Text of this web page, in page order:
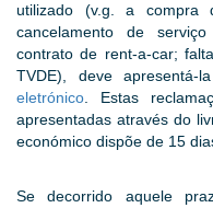
utilizado (v.g. a compra
cancelamento de
contrato de rent-a-car;
TVDE), deve apresentá-
eletrónico . Estas
apresentadas através do
económico dispõe de 15
Se decorrido aquele